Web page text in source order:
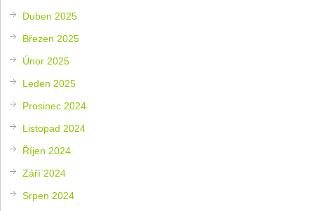
Duben 2025
Březen 2025
Únor 2025
Leden 2025
Prosinec 2024
Listopad 2024
Říjen 2024
Září 2024
Srpen 2024